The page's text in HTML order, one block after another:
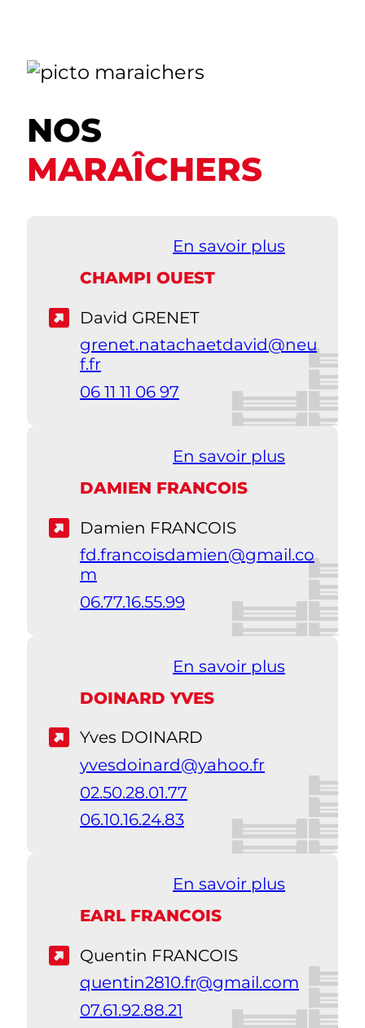
NOS
MARAÎCHERS
En savoir plus
CHAMPI OUEST
David GRENET
grenet.natachaetdavid@neu
f.fr
06 11 11 06 97
En savoir plus
DAMIEN FRANCOIS
Damien FRANCOIS
fd.francoisdamien@gmail.co
m
06.77.16.55.99
En savoir plus
DOINARD YVES
Yves DOINARD
yvesdoinard@yahoo.fr
02.50.28.01.77
06.10.16.24.83
En savoir plus
EARL FRANCOIS
Quentin FRANCOIS
quentin2810.fr@gmail.com
07.61.92.88.21